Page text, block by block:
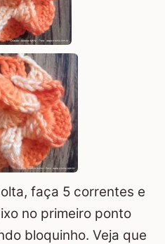
faça 5 correntes e
no primeiro ponto
bloquinho. Veja que